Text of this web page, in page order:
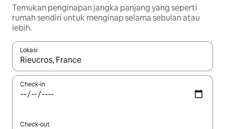
Temukan penginapan jangka panjang yang seperti
rumah sendiri untuk menginap selama sebulan atau
lebih.
Lokasi
Jika hasil yang dicari tersedia, telusuri dengan tombol panah
Check-in
Check-out